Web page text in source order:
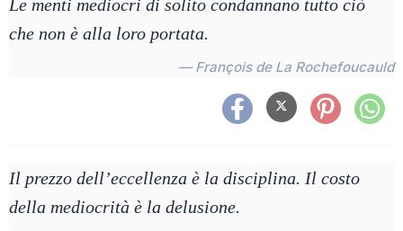
Le menti mediocri di solito condannano tutto ciò
che non è alla loro portata.
— François de La Rochefoucauld
Il prezzo dell’eccellenza è la disciplina. Il costo
della mediocrità è la delusione.